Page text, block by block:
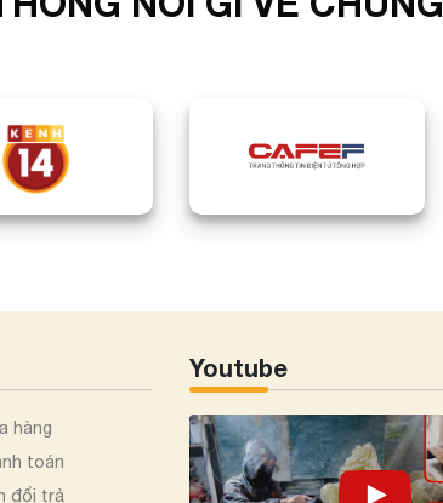
hàng
toán
đổi trả
Youtube